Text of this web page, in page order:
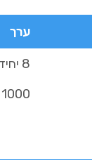
ערך
8 יחידות X6V, TROJAN T-125 (11.52 kWh)